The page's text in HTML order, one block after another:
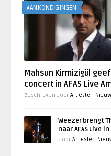
AANKONDIGINGEN
Mahsun Kirmizigül
concert in AFAS Live
Geschreven doorArtiesten
Weezer brengt
naar AFAS Live
doorArtiesten